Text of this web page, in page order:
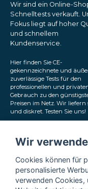
Wir sind ein Online-
Schnelltests verkauft.
Fokus liegt auf hoher
und schnellem
Kundenservice.
Hier finden Sie CE-
gekennzeichnete und
zuverlässige Tests für den
professionellen und
Gebrauch zu den
Preisen im Netz. Wir liefern
und diskret. Testen Sie uns!
sozialen Medien
Wir
Cookies können für
personalisierte
verwenden Cookies,